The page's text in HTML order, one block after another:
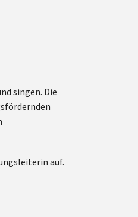
singen. Die
auf.